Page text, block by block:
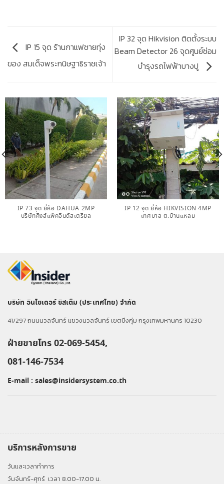
IP 15 จุด ร้านกาแฟชายทุ่ง
ของ สมเด็จพระกนิษฐาธิราชเจ้า
IP 32 จุด Hikvision ติดตั้งระบบ
Beam Detector 26 จุดศูนย์ซ่อม
บำรุงรถไฟฟ้าบางปู
IP 73 จุด ยี่ห้อ DAHUA 2MP
บริษัทคิงส์แพ็คอินดัสเตรียล
IP 12 จุด ยี่ห้อ HIKVISION 4MP
เทศบาล ต.บ้านแหลม
บริษัท อินไซเดอร์ ซิสเต็ม (ประเทศไทย) จำกัด
41/297 ถนนนวลจันทร์ แขวงนวลจันทร์ เขตบึงกุ่ม กรุงเทพมหานคร 10230
ฝ่ายขายโทร 02-069-5454,
081-146-7534
E-mail : sales@insidersystem.co.th
บริการหลังการขาย
วันและเวลาทำการ
วันจันทร์-ศุกร์ เวลา 8.00-17.00 น.